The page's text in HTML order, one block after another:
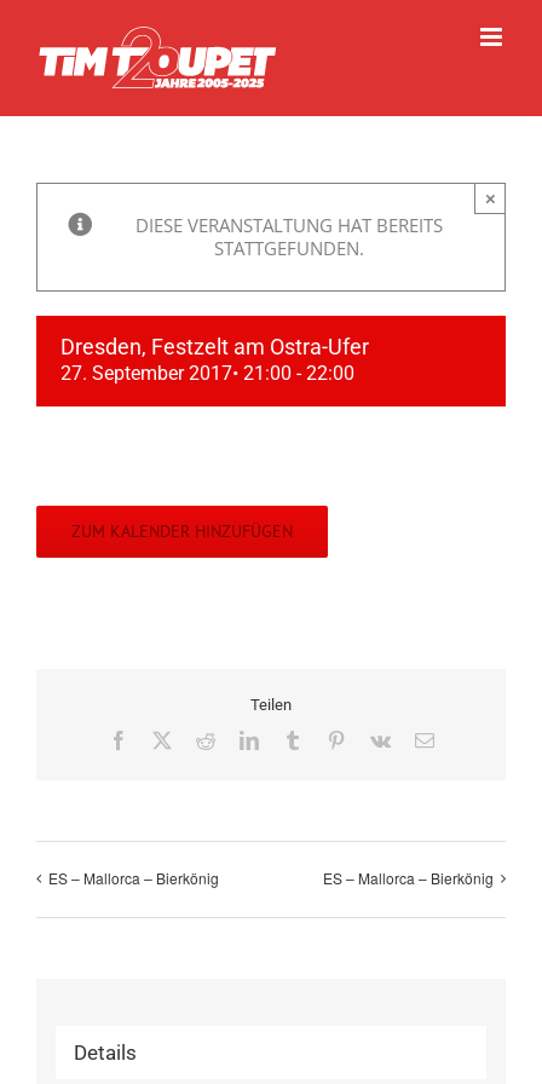
springen
DIESE VERANSTALTUNG HAT BEREITS
STATTGEFUNDEN.
×
Dresden, Festzelt am Ostra-Ufer
27. September 2017• 21:00 -22:00
ZUM KALENDER HINZUFÜGEN
Teilen
Facebook RedditLinkedInTumblr Pinterest
Vk
E-
ES – Mallorca – Bierkönig ES – Mallorca – Bierkönig
Details